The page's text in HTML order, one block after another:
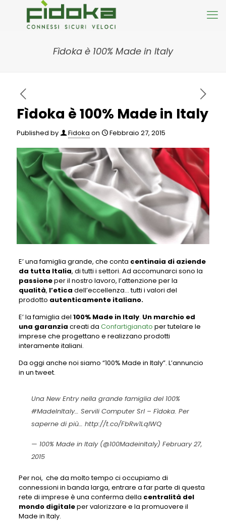
Fìdoka è 100% Made in Italy
Fìdoka è 100% Made in Italy
Published by Fidoka on Febbraio 27, 2015
E’ una famiglia grande, che conta centinaia di aziende
da tutta Italia, di tutti i settori. Ad accomunarci sono la
passioneper il nostro lavoro, l’attenzione per la
qualità, l’etica dell’eccellenza… tutti i valori del
prodotto autenticamente italiano.
E’ la famiglia del 100% Made in Italy. Un marchio ed
una garanzia creati da Confartigianato per tutelare le
imprese che progettano e realizzano prodotti
interamente italiani.
Da oggi anche noi siamo “100% Made in Italy”. L’annuncio
in un tweet.
Una New Entry nella grande famiglia del 100%
#MadeInItaly… Servili Computer Srl – Fìdoka. Per
saperne di più… http://t.co/FbRw1LqlWQ
— 100% Made in Italy (@100MadeinItaly) February 27,
2015
Per noi, che da molto tempo ci occupiamo di
connessioni in banda larga, entrare a far parte di questa
rete di imprese è una conferma della centralità del
mondo digitaleper valorizzare e la promuovere il
Made in Italy.